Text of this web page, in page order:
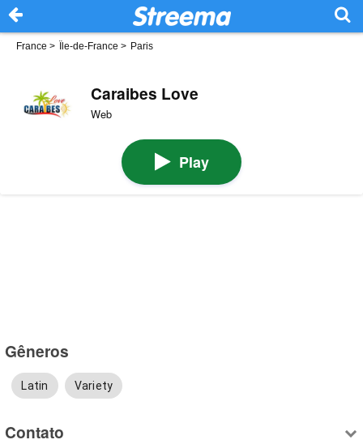
France > Île-de-France > Paris
Caraibes Love
Web
Play
Gêneros
Latin Variety
Contato